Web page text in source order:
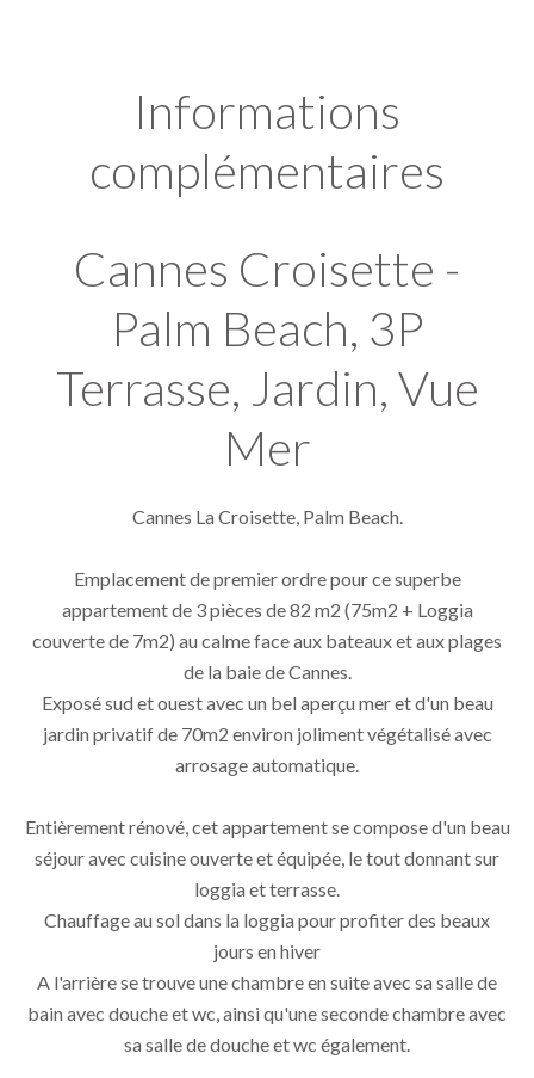
Informations
complémentaires
Cannes Croisette -
Palm Beach, 3P
Terrasse, Jardin, Vue
Mer
Cannes La Croisette, Palm Beach.
Emplacement de premier ordre pour ce superbe
appartement de 3 pièces de 82 m2 (75m2 + Loggia
couverte de 7m2) au calme face aux bateaux et aux plages
de la baie de Cannes.
Exposé sud et ouest avec un bel aperçu mer et d'un beau
jardin privatif de 70m2 environ joliment végétalisé avec
arrosage automatique.
Entièrement rénové, cet appartement se compose d'un beau
séjour avec cuisine ouverte et équipée, le tout donnant sur
loggia et terrasse.
Chauffage au sol dans la loggia pour profiter des beaux
jours en hiver
A l'arrière se trouve une chambre en suite avec sa salle de
bain avec douche et wc, ainsi qu'une seconde chambre avec
sa salle de douche et wc également.